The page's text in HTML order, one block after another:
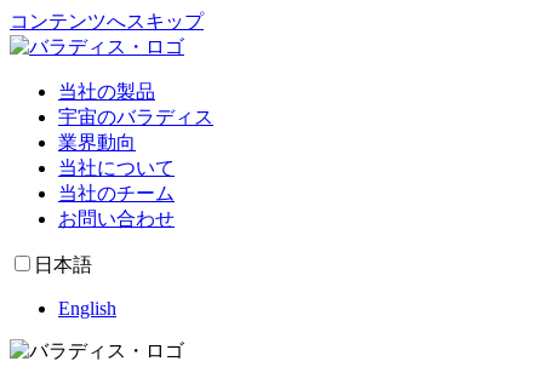
コンテンツへスキップ
当社の製品
宇宙のバラディス
業界動向
当社について
当社のチーム
お問い合わせ
日本語
English